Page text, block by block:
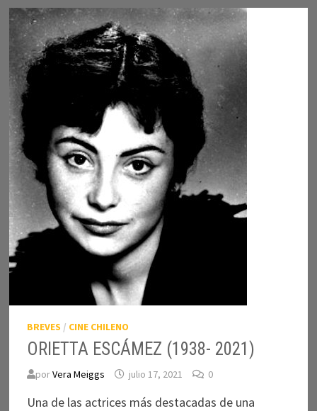
BREVES / CINE CHILENO
ORIETTA ESCÁMEZ (1938- 2021)
porVera Meiggs julio 17, 2021 0
Una de las actrices más destacadas de una